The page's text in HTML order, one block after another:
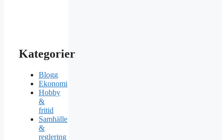
Kategorier
Blogg
Ekonomi
Hobby
&
fritid
Samhälle
&
reglering